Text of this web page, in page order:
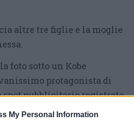
My Personal Information
altre tre figlie e la moglie
foto sotto un Kobe
protagonista di
spot pubblicitario registrato
palestra di via XXV Aprile a